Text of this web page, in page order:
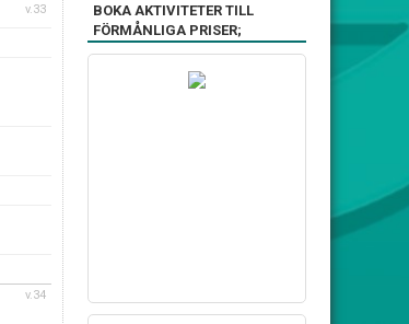
v.33
v.34
BOKA AKTIVITETER TILL
FÖRMÅNLIGA PRISER;